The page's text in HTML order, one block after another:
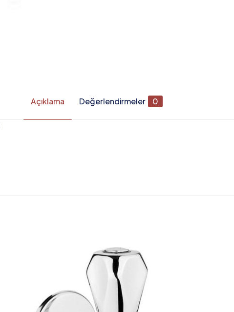
Açıklama Değerlendirmeler 0
2/5 yıldız 3/5 yıldız